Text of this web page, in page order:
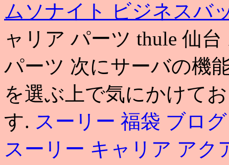
ムソナイト ビジネスバ
ャリア パーツ thule 仙
パーツ 次にサーバの機
を選ぶ上で気にかけて
す. スーリー 福袋 ブログ
スーリー キャリア アク